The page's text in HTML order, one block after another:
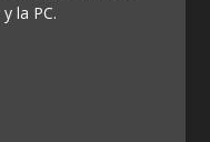
la PC.